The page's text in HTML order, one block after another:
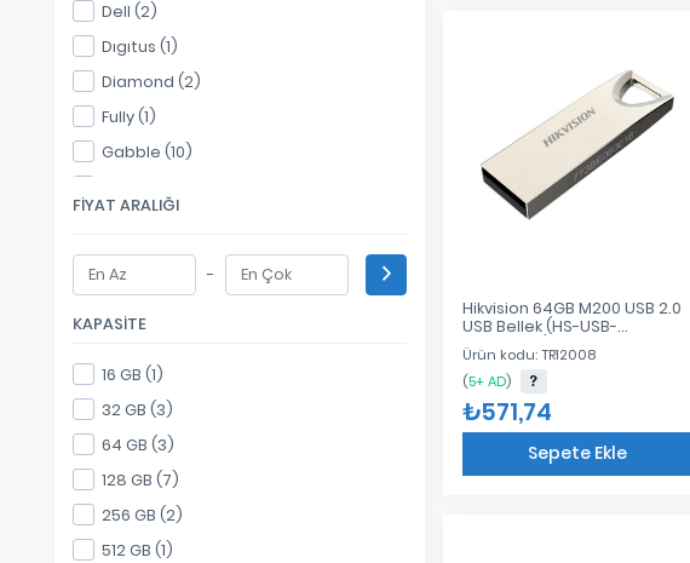
Dell (2)
Dıgıtus (1)
Diamond (2)
Fully (1)
Gabble (10)
Hepu (5)
Hikvision (1)
Hiremco (1)
Hp (6)
Hytech (1)
İzoly (1)
KIMISO (4)
KIOXIA (2)
Kıoxia (4)
FIYAT ARALIĞI
-
KAPASITE
16 GB (1)
32 GB (3)
64 GB (3)
128 GB (7)
256 GB (2)
512 GB (1)
Hikvision 64GB M200 USB 2.0
USB Bellek (HS-USB-
M200/64G)
Ürün kodu: TR12008
(5+ AD)
₺571,74
Sepete Ekle